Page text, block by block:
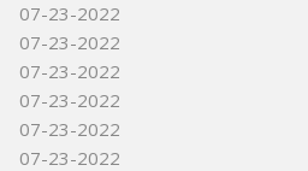
07-23-2022
07-23-2022
07-23-2022
07-23-2022
07-23-2022
07-23-2022